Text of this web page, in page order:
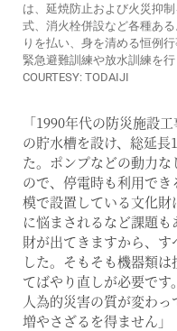
は、延焼防止および火災抑
式、消火栓併設など各種あ
りを払い、身を清める恒例
緊急避難訓練や放水訓練を行
COURTESY: TODAIJI
「1990年代の防災施設
の貯水槽を設け、総延
た。ポンプなどの動力
ので、停電時も利用で
模で設置している文化
に悩まされるなど課題
財が出てきますから、
した。そもそも機器類
てばやり直しが必要で
人為的災害の質が変わ
増やさざるを得ません」